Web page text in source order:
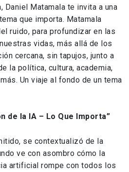
Daniel Matamala te invita a una
que importa. Matamala
ruido, para profundizar en las
vidas, más allá de los
cercana, sin tapujos, junto a
la política, cultura, academia,
Un viaje al fondo de un tema
de la IA – Lo Que Importa”
se contextualizó de la
ve con asombro cómo la
artificial rompe con todos los